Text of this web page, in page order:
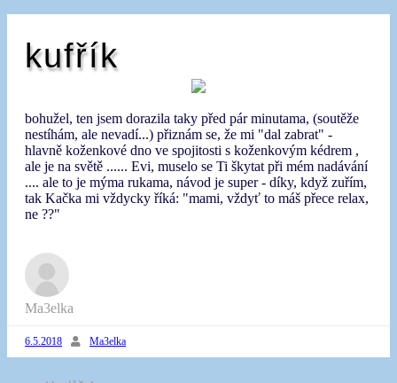
kufřík
bohužel, ten jsem dorazila taky před pár minutama, (soutěže
nestíhám, ale nevadí...) přiznám se, že mi "dal zabrat" -
hlavně koženkové dno ve spojitosti s koženkovým kédrem ,
ale je na světě ...... Evi, muselo se Ti škytat při mém nadávání
.... ale to je mýma rukama, návod je super - díky, když zuřím,
tak Kačka mi vždycky říká: "mami, vždyť to máš přece relax,
ne ??"
Ma3elka
6.5.2018 Ma3elka